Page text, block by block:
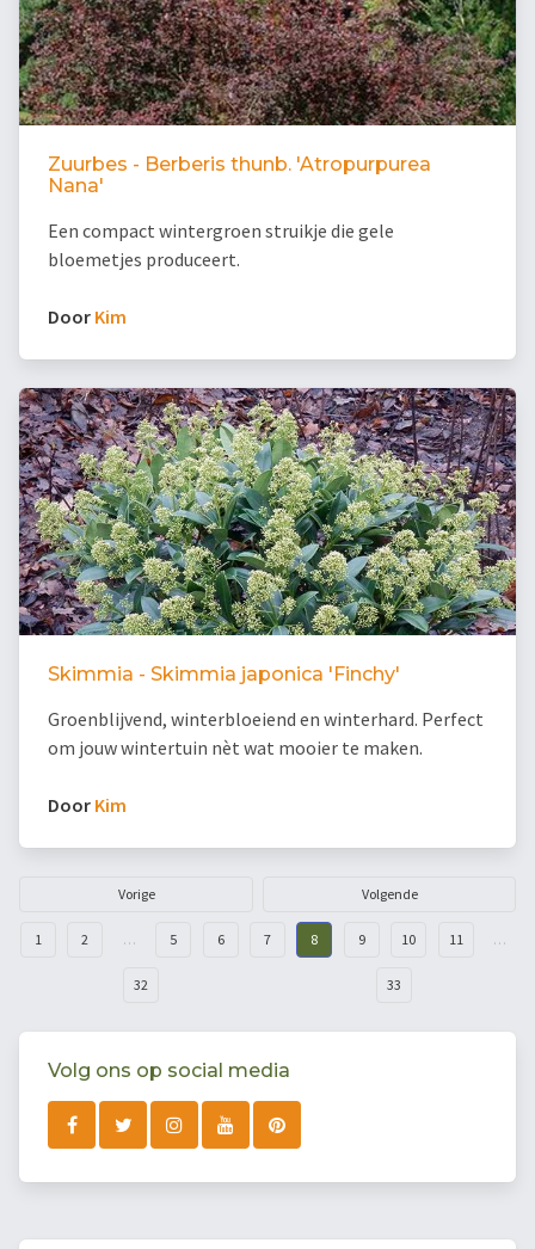
Zuurbes - Berberis thunb. 'Atropurpurea
Nana'
Een compact wintergroen struikje die gele
bloemetjes produceert.
Door Kim
Skimmia - Skimmia japonica 'Finchy'
Groenblijvend, winterbloeiend en winterhard. Perfect
om jouw wintertuin nèt wat mooier te maken.
Door Kim
Vorige Volgende
1 2 … 5 6 7 8 9 10 11 …
32 33
Volg ons op social media